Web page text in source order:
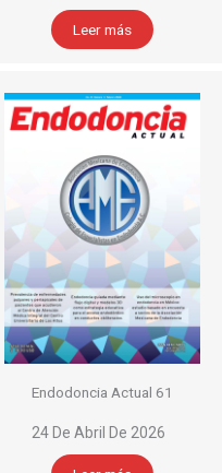
Leer más
Endodoncia Actual 61
24 De Abril De 2026